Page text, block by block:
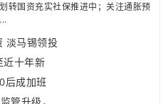
转国资充实社保推进中；关注通胀预
淡马锡领投
近十年新
后成加班